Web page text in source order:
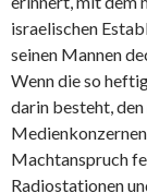
israelischen
seinen Mannen
Wenn die so
darin besteht,
Machtanspruch
Radiostationen